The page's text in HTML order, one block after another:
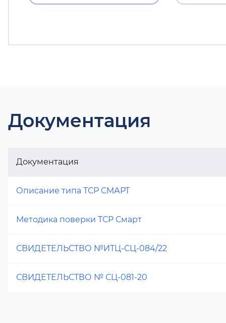
Документация
Документация
Описание типа ТСР СМАРТ
Методика поверки ТСР Смарт
СВИДЕТЕЛЬСТВО №ИТЦ-СЦ-084/22
СВИДЕТЕЛЬСТВО № СЦ-081-20